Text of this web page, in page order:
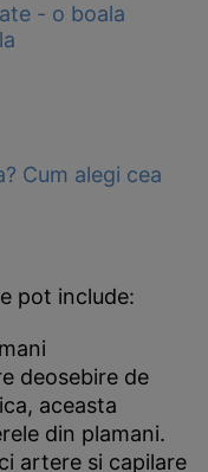
- o boala
Cum alegi cea
pot include:
deosebire de
aceasta
din plamani.
artere si capilare